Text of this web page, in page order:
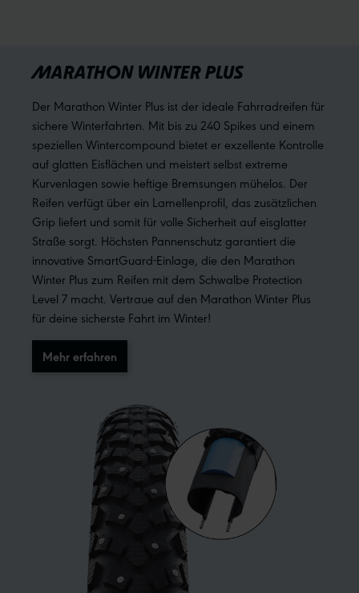
MARATHON WINTER PLUS
Der Marathon Winter Plus ist der ideale Fahrradreifen für
sichere Winterfahrten. Mit bis zu 240 Spikes und einem
speziellen Wintercompound bietet er exzellente Kontrolle
auf glatten Eisflächen und meistert selbst extreme
Kurvenlagen sowie heftige Bremsungen mühelos. Der
Reifen verfügt über ein Lamellenprofil, das zusätzlichen
Grip liefert und somit für volle Sicherheit auf eisglatter
Straße sorgt. Höchsten Pannenschutz garantiert die
innovative SmartGuard-Einlage, die den Marathon
Winter Plus zum Reifen mit dem Schwalbe Protection
Level 7 macht. Vertraue auf den Marathon Winter Plus
für deine sicherste Fahrt im Winter!
Mehr erfahren